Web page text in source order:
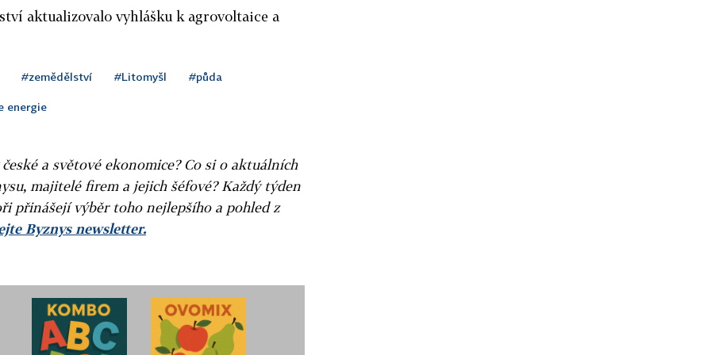
aktualizovalo vyhlášku k agrovoltaice a
#zemědělství #Litomyšl #půda
energie
a světové ekonomice? Co si o aktuálních
majitelé firem a jejich šéfové? Každý týden
přinášejí výběr toho nejlepšího a pohled z
Byznys newsletter.